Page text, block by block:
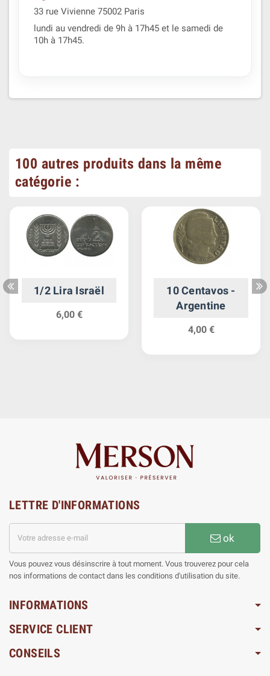
33 rue Vivienne 75002 Paris
lundi au vendredi de 9h à 17h45 et le samedi de
10h à 17h45.
100 autres produits dans la même
catégorie :
1/2 Lira Israël
6,00 €
10 Centavos -
Argentine
4,00 €
LETTRE D'INFORMATIONS
ok
Vous pouvez vous désinscrire à tout moment. Vous trouverez pour cela
nos informations de contact dans les conditions d'utilisation du site.
INFORMATIONS
SERVICE CLIENT
CONSEILS